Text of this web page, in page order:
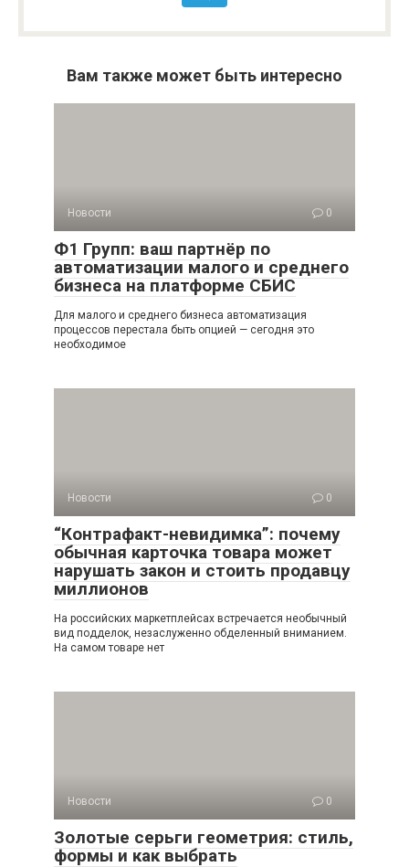
Вам также может быть интересно
Новости 0
Ф1 Групп: ваш партнёр по
автоматизации малого и среднего
бизнеса на платформе СБИС
Для малого и среднего бизнеса автоматизация
процессов перестала быть опцией — сегодня это
необходимое
Новости 0
“Контрафакт-невидимка”: почему
обычная карточка товара может
нарушать закон и стоить продавцу
миллионов
На российских маркетплейсах встречается необычный
вид подделок, незаслуженно обделенный вниманием.
На самом товаре нет
Новости 0
Золотые серьги геометрия: стиль,
формы и как выбрать